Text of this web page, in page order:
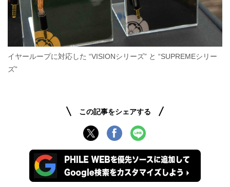
イヤーループに対応した “VISIONシリーズ” と “SUPREMEシリー
ズ”
この記事をシェアする